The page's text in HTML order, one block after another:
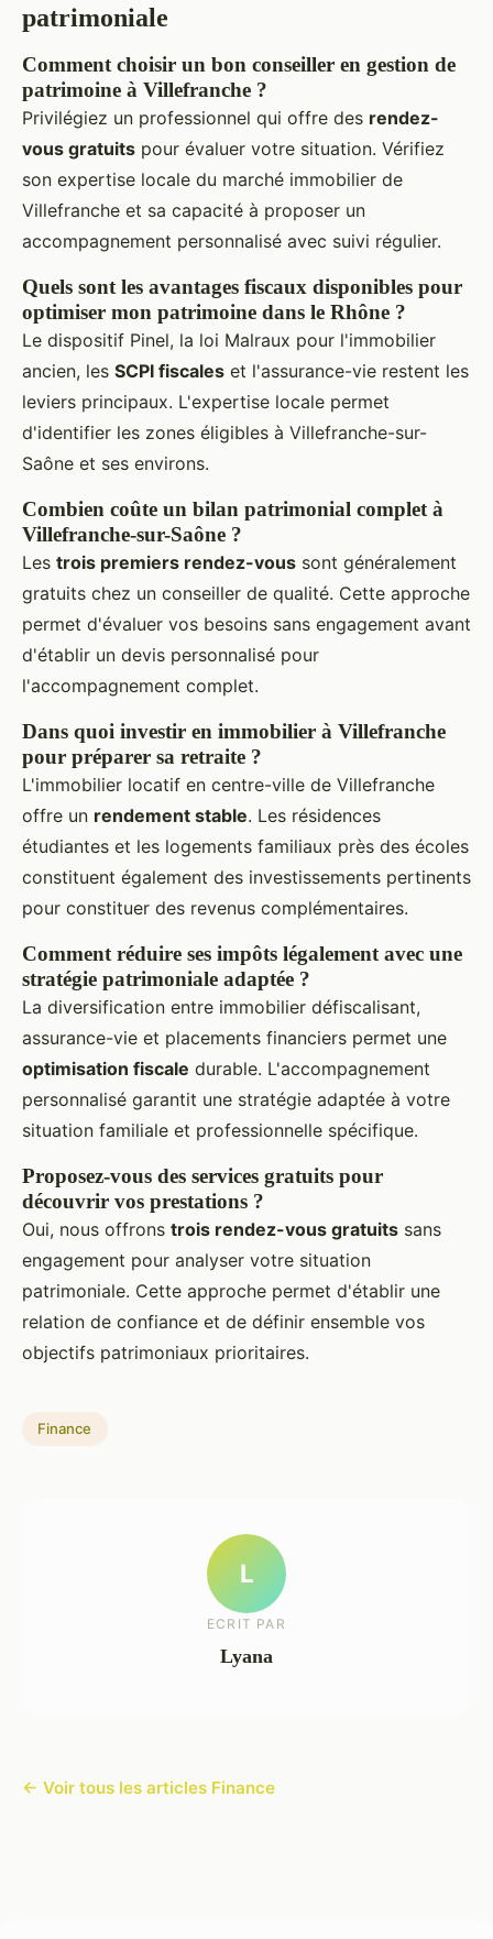
patrimoniale
Comment choisir un bon conseiller en gestion de
patrimoine à Villefranche ?
Privilégiez un professionnel qui offre des rendez-
vous gratuits pour évaluer votre situation. Vérifiez
son expertise locale du marché immobilier de
Villefranche et sa capacité à proposer un
accompagnement personnalisé avec suivi régulier.
Quels sont les avantages fiscaux disponibles pour
optimiser mon patrimoine dans le Rhône ?
Le dispositif Pinel, la loi Malraux pour l'immobilier
ancien, les SCPI fiscales et l'assurance-vie restent les
leviers principaux. L'expertise locale permet
d'identifier les zones éligibles à Villefranche-sur-
Saône et ses environs.
Combien coûte un bilan patrimonial complet à
Villefranche-sur-Saône ?
Les trois premiers rendez-vous sont généralement
gratuits chez un conseiller de qualité. Cette approche
permet d'évaluer vos besoins sans engagement avant
d'établir un devis personnalisé pour
l'accompagnement complet.
Dans quoi investir en immobilier à Villefranche
pour préparer sa retraite ?
L'immobilier locatif en centre-ville de Villefranche
offre un rendement stable. Les résidences
étudiantes et les logements familiaux près des écoles
constituent également des investissements pertinents
pour constituer des revenus complémentaires.
Comment réduire ses impôts légalement avec une
stratégie patrimoniale adaptée ?
La diversification entre immobilier défiscalisant,
assurance-vie et placements financiers permet une
optimisation fiscale durable. L'accompagnement
personnalisé garantit une stratégie adaptée à votre
situation familiale et professionnelle spécifique.
Proposez-vous des services gratuits pour
découvrir vos prestations ?
Oui, nous offrons trois rendez-vous gratuits sans
engagement pour analyser votre situation
patrimoniale. Cette approche permet d'établir une
relation de confiance et de définir ensemble vos
objectifs patrimoniaux prioritaires.
Finance
L
ECRIT PAR
Lyana
← Voir tous les articles Finance